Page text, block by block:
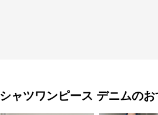
シャツワンピース デニムのお